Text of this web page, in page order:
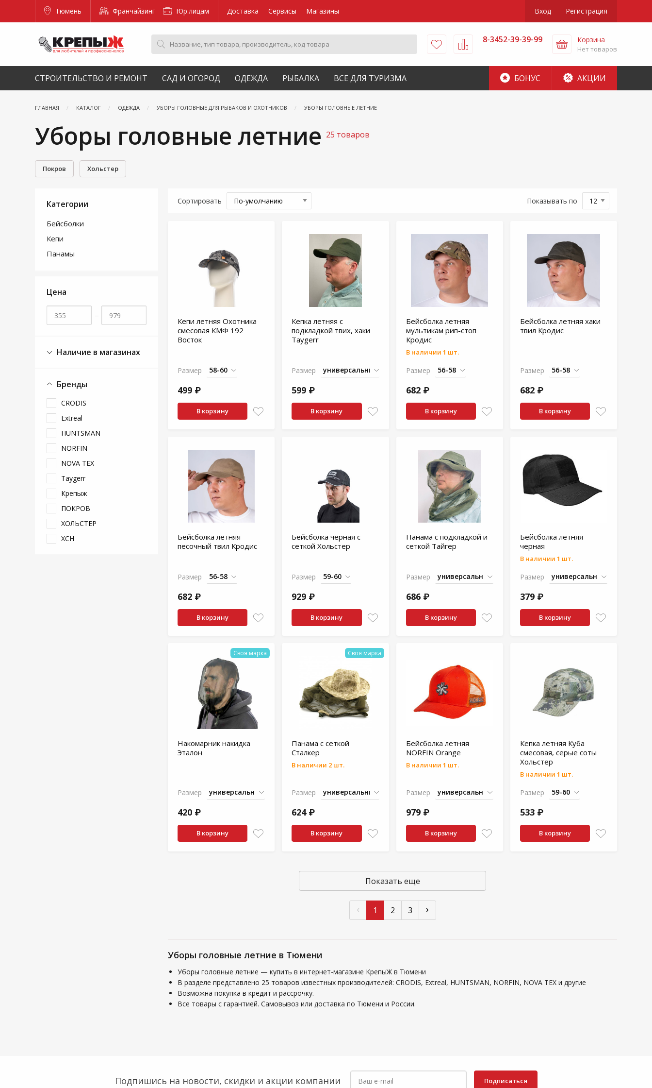
Тюмень Франчайзинг Юр.лицам Доставка Сервисы Магазины Вход Регистрация
8-3452-39-39-99 Корзина
Нет товаров
СТРОИТЕЛЬСТВО И РЕМОНТ САД И ОГОРОД ОДЕЖДА РЫБАЛКА ВСЕ ДЛЯ ТУРИЗМА БОНУС АКЦИИ
ГЛАВНАЯ КАТАЛОГ ОДЕЖДА УБОРЫ ГОЛОВНЫЕ ДЛЯ РЫБАКОВ И ОХОТНИКОВ УБОРЫ ГОЛОВНЫЕ ЛЕТНИЕ
Уборы головные летние 25 товаров
Покров Хольстер
Категории
Бейсболки
Кепи
Панамы
Цена
–
Наличие в магазинах
Бренды
CRODIS
Extreal
HUNTSMAN
NORFIN
NOVA TEX
Taygerr
Крепыж
ПОКРОВ
ХОЛЬСТЕР
ХСН
Сортировать Показывать по
Кепи летняя Охотника
смесовая КМФ 192
Восток
Размер
499 ₽
В корзину
Кепка летняя с
подкладкой твих, хаки
Taygerr
Размер
599 ₽
В корзину
Бейсболка летняя
мультикам рип-стоп
Кродис
В наличии 1 шт.
Размер
682 ₽
В корзину
Бейсболка летняя хаки
твил Кродис
Размер
682 ₽
В корзину
Бейсболка летняя
песочный твил Кродис
Размер
682 ₽
В корзину
Бейсболка черная с
сеткой Хольстер
Размер
929 ₽
В корзину
Панама с подкладкой и
сеткой Тайгер
Размер
686 ₽
В корзину
Бейсболка летняя
черная
В наличии 1 шт.
Размер
379 ₽
В корзину
Своя марка
Накомарник накидка
Эталон
Размер
420 ₽
В корзину
Своя марка
Панама с сеткой
Сталкер
В наличии 2 шт.
Размер
624 ₽
В корзину
Бейсболка летняя
NORFIN Orange
В наличии 1 шт.
Размер
979 ₽
В корзину
Кепка летняя Куба
смесовая, серые соты
Хольстер
В наличии 1 шт.
Размер
533 ₽
В корзину
Показать еще
‹ 1 2 3 ›
Уборы головные летние в Тюмени
Уборы головные летние — купить в интернет-магазине КрепыЖ в Тюмени
В разделе представлено 25 товаров известных производителей: CRODIS, Extreal, HUNTSMAN, NORFIN, NOVA TEX и другие
Возможна покупка в кредит и рассрочку.
Все товары с гарантией. Самовывоз или доставка по Тюмени и России.
Подпишись на новости, скидки и акции компании Подписаться